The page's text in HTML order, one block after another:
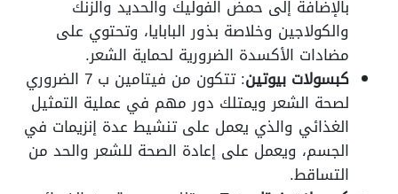
بالإضافة إلى حمض الفوليك والحديد والزنك
والكولاجين وخلاصة بذور البابايا، وتحتوي على
مضادات الأكسدة الضرورية لحماية الشعر.
كبسولات بيوتين
: تتكون من فيتامين ب 7 الضروري
لصحة الشعر ويمتلك دور مهم في عملية التمثيل
الغذائي والذي يعمل على تنشيط عدة إنزيمات في
الجسم، ويعمل على إعادة الصحة للشعر والحد من
التساقط.